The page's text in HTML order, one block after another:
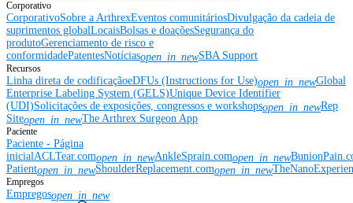
Corporativo
CorporativoSobre a ArthrexEventos comunitáriosDivulgação da cadeia de
suprimentos globalLocaisBolsas e doaçõesSegurança do
produtoGerenciamento de risco e
conformidadePatentesNotíciasopen_in_newSBA Support
Recursos
Linha direta de codificaçãoeDFUs (Instructions for Use)open_in_newGlobal
Enterprise Labeling System (GELS)Unique Device Identifier
(UDI)Solicitações de exposições, congressos e workshopsopen_in_newRep
Siteopen_in_newThe Arthrex Surgeon App
Paciente
Paciente - Página
inicialACLTear.comopen_in_newAnkleSprain.comopen_in_new
Patientopen_in_newShoulderReplacement.comopen_in_new
Empregos
Empregosopen_in_new